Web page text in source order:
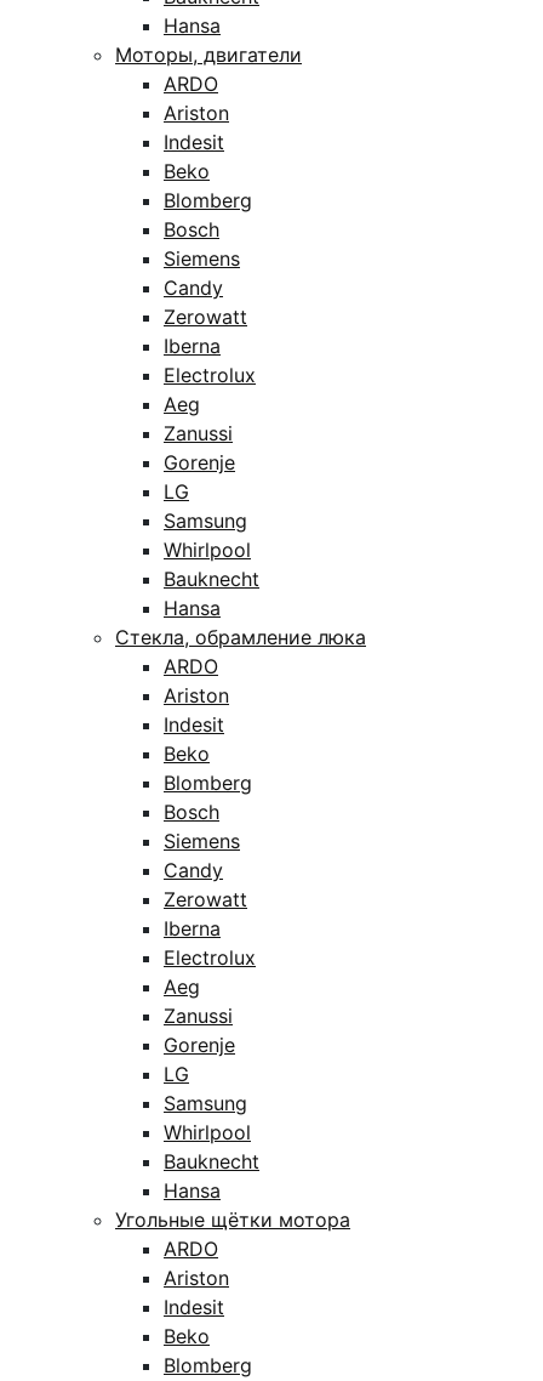
Hansa
Моторы, двигатели
ARDO
Ariston
Indesit
Beko
Blomberg
Bosch
Siemens
Candy
Zerowatt
Iberna
Electrolux
Aeg
Zanussi
Gorenje
LG
Samsung
Whirlpool
Bauknecht
Hansa
Стекла, обрамление люка
ARDO
Ariston
Indesit
Beko
Blomberg
Bosch
Siemens
Candy
Zerowatt
Iberna
Electrolux
Aeg
Zanussi
Gorenje
LG
Samsung
Whirlpool
Bauknecht
Hansa
Угольные щётки мотора
ARDO
Ariston
Indesit
Beko
Blomberg